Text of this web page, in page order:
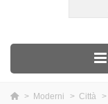
> Moderni > Città >